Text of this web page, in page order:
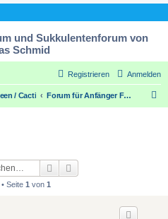
und Sukkulentenforum von
Schmid
Anmelden
Registrieren
/ Cacti Forum für Anfänger Forum for beginners
Suche
Seite 1 von 1